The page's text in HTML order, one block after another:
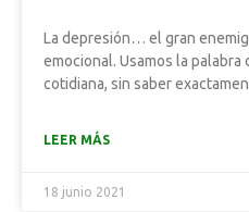
La depresión… el gran
emocional. Usamos la palabra
cotidiana, sin saber
LEER MÁS
18 junio 2021